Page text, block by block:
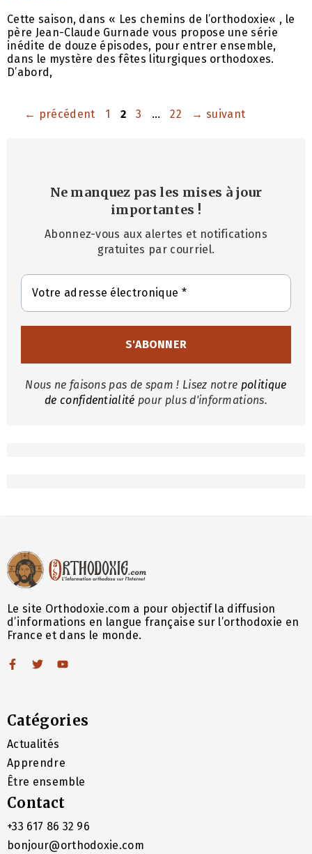
Cette saison, dans « Les chemins de l’orthodoxie« , le
père Jean-Claude Gurnade vous propose une série
inédite de douze épisodes, pour entrer ensemble,
dans le mystère des fêtes liturgiques orthodoxes.
D’abord,
← précédent Page
1 Page
2 Page
3 … Page
22 → suivant
Ne manquez pas les mises à jour
importantes !
Abonnez-vous aux alertes et notifications
gratuites par courriel.
Nous ne faisons pas de spam ! Lisez notre politique
de confidentialité pour plus d'informations.
Le site Orthodoxie.com a pour objectif la diffusion
d’informations en langue française sur l’orthodoxie en
France et dans le monde.
Catégories
Actualités
Apprendre
Être ensemble
Contact
+33 617 86 32 96
bonjour@orthodoxie.com